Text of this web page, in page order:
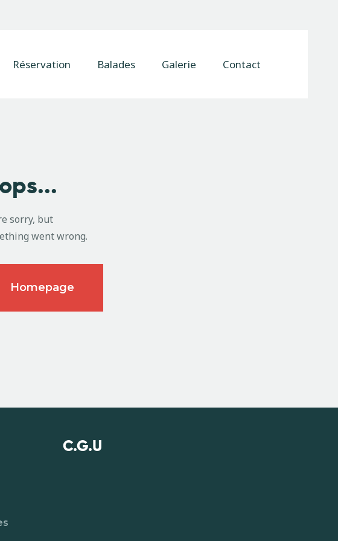
Réservation Balades Galerie Contact
sorry, but
went wrong.
Homepage
C.G.U